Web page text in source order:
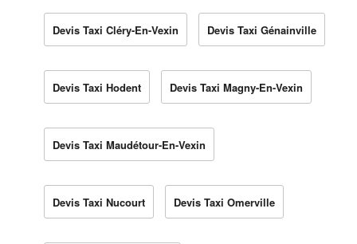
Devis Taxi Cléry-En-Vexin Devis Taxi Génainville
Devis Taxi Hodent Devis Taxi Magny-En-Vexin
Devis Taxi Maudétour-En-Vexin
Devis Taxi Nucourt Devis Taxi Omerville